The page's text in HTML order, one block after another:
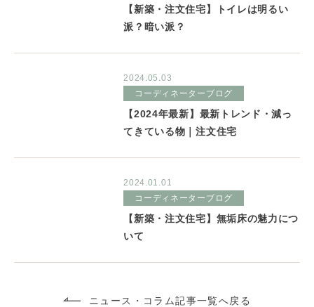
【新築・注文住宅】トイレは明るい
派？暗い派？
2024.05.03
コーディネーターブログ
【2024年最新】最新トレンド・減っ
てきている物｜注文住宅
2024.01.01
コーディネーターブログ
【新築・注文住宅】無垢床の魅力につ
いて
ニュース・コラム記事一覧へ戻る